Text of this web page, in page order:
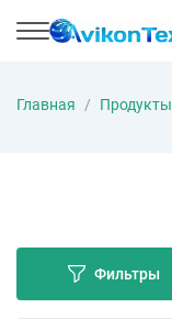
Главная Продукты
Фильтры